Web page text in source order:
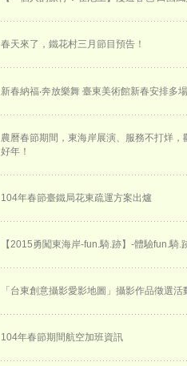
春天來了，鐵花村三月節目預告！
新春納福‧奔放樂舞 臺東美術館新春安排多
農曆春節期間，東海岸展演、服務不打烊
好年！
104年春節臺鐵局花東疏運方案出爐
【2015勇闖東海岸-fun.騎.跡】-體驗fun.騎.
「台東創意攝影愛影地圖」攝影作品徵選活
104年春節期間航空加班資訊